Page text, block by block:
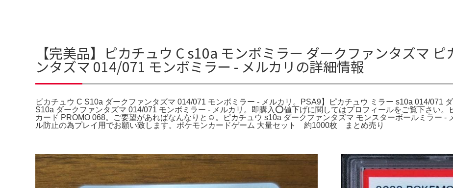
【完美品】ピカチュウ C s10a モンボミラー ダークファンタズマ
ンタズマ 014/071 モンボミラー - メルカリの詳細情報
ピカチュウ C S10a ダークファンタズマ 014/071 モンボミラー - メルカリ。PSA9】ピカチュウ ミラー s10a 014/071
S10a ダークファンタズマ 014/071 モンボミラー - メルカリ。即購入️⭕️値下げに関してはプロフィールをご覧下さい
カード PROMO 068。ご要望があればなんなりと☺️。ピカチュウ s10a ダークファンタズマ モンスターボールミラー -
ル防止の為プレイ用でお願い致します。ポケモンカードゲーム 大量セット 約1000枚 まとめ売り